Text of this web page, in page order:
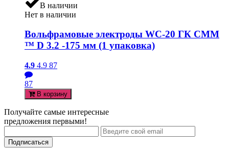
В наличии
Нет в наличии
Вольфрамовые электроды WC-20 ГК СММ
™ D 3.2 -175 мм (1 упаковка)
4.9 4.9 87
87
В корзину
Получайте самые интересные
предложения первыми!
Подписаться